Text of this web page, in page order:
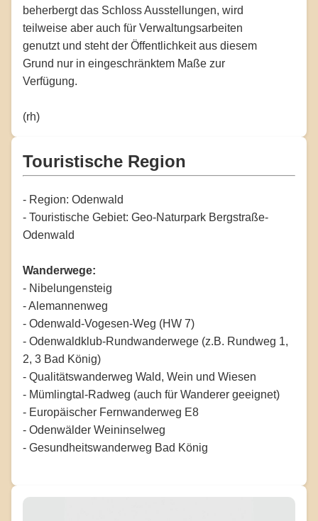
beherbergt das Schloss Ausstellungen, wird
teilweise aber auch für Verwaltungsarbeiten
genutzt und steht der Öffentlichkeit aus diesem
Grund nur in eingeschränktem Maße zur
Verfügung.
(rh)
Touristische Region
- Region: Odenwald
- Touristische Gebiet: Geo-Naturpark Bergstraße-
Odenwald
Wanderwege:
- Nibelungensteig
- Alemannenweg
- Odenwald-Vogesen-Weg (HW 7)
- Odenwaldklub-Rundwanderwege (z.B. Rundweg 1,
2, 3 Bad König)
- Qualitätswanderweg Wald, Wein und Wiesen
- Mümlingtal-Radweg (auch für Wanderer geeignet)
- Europäischer Fernwanderweg E8
- Odenwälder Weininselweg
- Gesundheitswanderweg Bad König